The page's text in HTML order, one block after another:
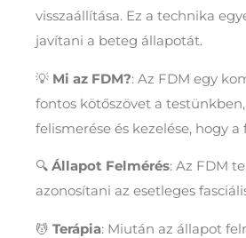
visszaállítása. Ez a technika
javítani a beteg állapotát.
💡 Mi az FDM?: Az FDM egy
fontos kötőszövet a
felismerése és kezelése, hogy
🔍 Állapot Felmérés: Az FDM
azonosítani az esetleges
💆 Terápia: Miután az állapot